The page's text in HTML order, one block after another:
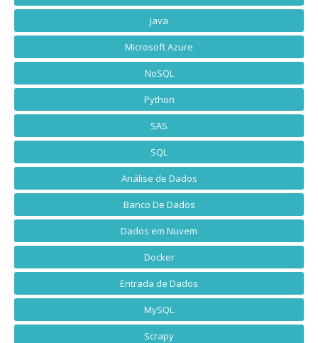
Java
Microsoft Azure
NoSQL
Python
SAS
SQL
Análise de Dados
Banco De Dados
Dados em Nuvem
Docker
Entrada de Dados
MySQL
Scrapy